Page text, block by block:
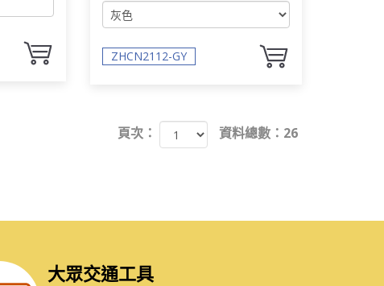
ZHCN2112-GY
頁次： 資料總數：26
大眾交通工具